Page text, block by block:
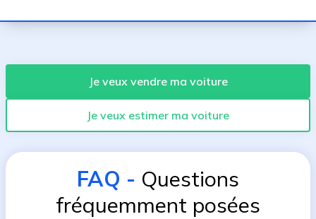
Je veux vendre ma voiture
Je veux estimer ma voiture
FAQ - Questions
fréquemment posées